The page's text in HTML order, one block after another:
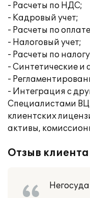
- Расчеты по НДС;
- Кадровый учет;
- Расчеты по
- Налоговый учет;
- Расчеты по
- Синтетические и
-
- Интеграция с
Специалистами ВЦ
клиентских
активы,
Отзыв клиента